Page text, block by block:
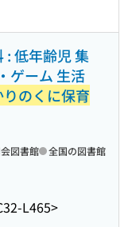
: 低年齢児 集
ゲーム 生活
りのくに保育
L465>
図書館 全国の図書館